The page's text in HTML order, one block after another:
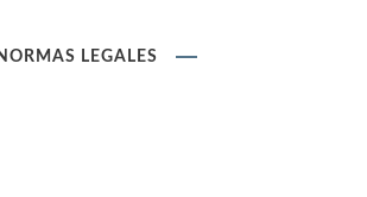
LEGALES